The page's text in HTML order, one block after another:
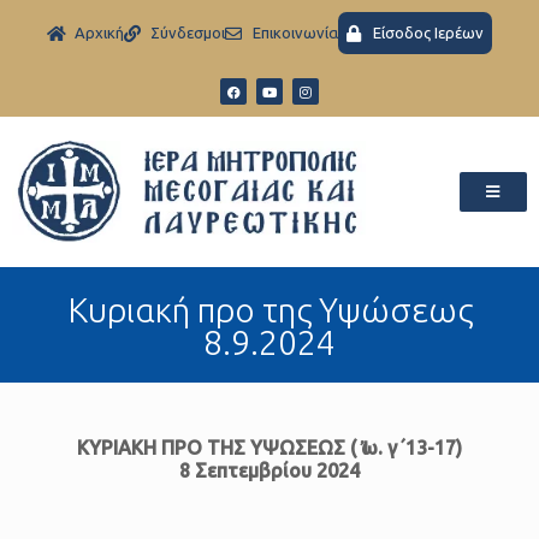
Aρχική Σύνδεσμοι Eπικοινωνία Είσοδος Ιερέων
Kυριακή προ της Υψώσεως
8.9.2024
ΚΥΡΙΑΚΗ ΠΡΟ ΤΗΣ ΥΨΩΣΕΩΣ ( Ἰω. γ΄13-17)
8 Σεπτεμβρίου 2024